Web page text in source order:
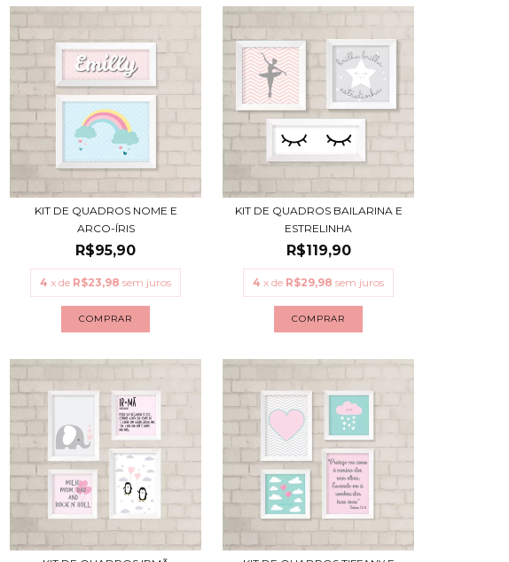
KIT DE QUADROS NOME E
ARCO-ÍRIS
R$95,90
4 x de R$23,98 sem juros
COMPRAR
KIT DE QUADROS BAILARINA E
ESTRELINHA
R$119,90
4 x de R$29,98 sem juros
COMPRAR